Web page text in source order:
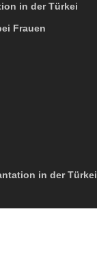
in der Türkei
Frauen
in der Türkei